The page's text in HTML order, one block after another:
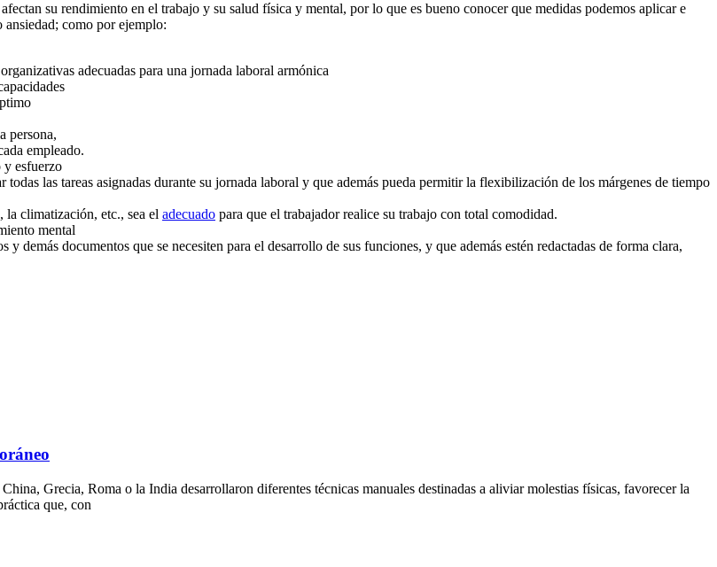
su rendimiento en el trabajo y su salud física y mental, por lo que es bueno conocer que medidas podemos aplicar e
ansiedad; como por ejemplo:
adecuadas para una jornada laboral armónica
persona,
empleado.
y esfuerzo
las tareas asignadas durante su jornada laboral y que además pueda permitir la flexibilización de los márgenes de tiempo
climatización, etc., sea el adecuado para que el trabajador realice su trabajo con total comodidad.
mental
demás documentos que se necesiten para el desarrollo de sus funciones, y que además estén redactadas de forma clara,
Grecia, Roma o la India desarrollaron diferentes técnicas manuales destinadas a aliviar molestias físicas, favorecer la
que, con